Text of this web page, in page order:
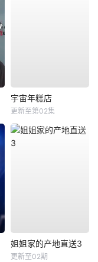
宇宙年糕店
更新至第02集
姐姐家的产地直送3
更新至02期